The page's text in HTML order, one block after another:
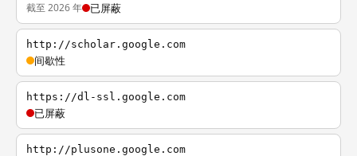
截至 2026 年 已屏蔽
http://scholar.google.com
间歇性
https://dl-ssl.google.com
已屏蔽
http://plusone.google.com